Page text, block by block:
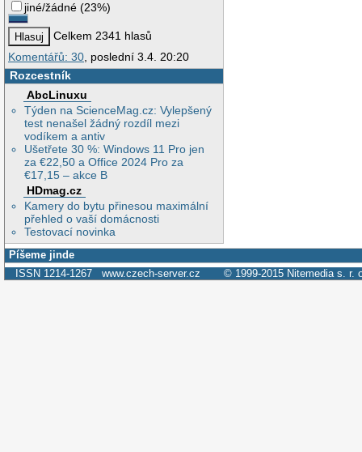
jiné/žádné (23%)
Celkem 2341 hlasů
Komentářů: 30 , poslední 3.4. 20:20
Rozcestník
AbcLinuxu
Týden na ScienceMag.cz: Vylepšený
test nenašel žádný rozdíl mezi
vodíkem a antiv
Ušetřete 30 %: Windows 11 Pro jen
za €22,50 a Office 2024 Pro za
€17,15 – akce B
HDmag.cz
Kamery do bytu přinesou maximální
přehled o vaší domácnosti
Testovací novinka
Píšeme jinde
ISSN 1214-1267 www.czech-server.cz © 1999-2015 Nitemedia s. r.